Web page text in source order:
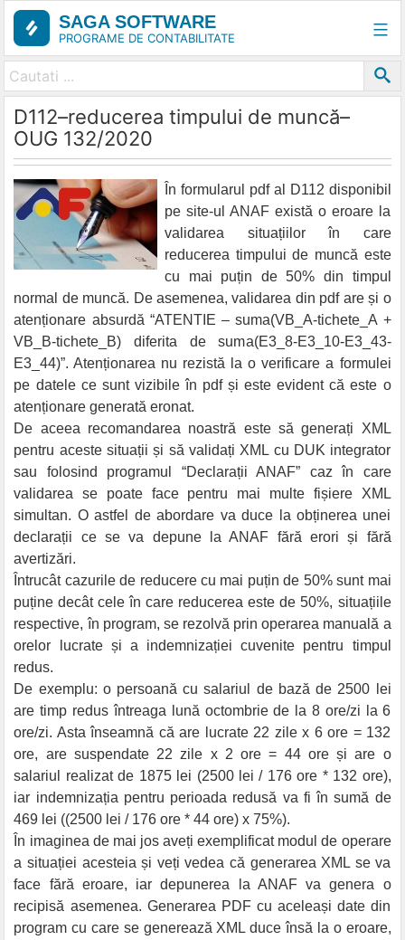
Skip
content
SAGA SOFTWARE
PROGRAME DE CONTABILITATE
D112–reducerea timpului de muncă–
OUG 132/2020
În formularul pdf al D112 disponibil
pe site-ul ANAF există o eroare la
validarea situațiilor în care
reducerea timpului de muncă este
cu mai puțin de 50% din timpul
normal de muncă. De asemenea, validarea din pdf are și o
atenționare absurdă “ATENTIE – suma(VB_A-tichete_A +
VB_B-tichete_B) diferita de suma(E3_8-E3_10-E3_43-
E3_44)”. Atenționarea nu rezistă la o verificare a formulei
pe datele ce sunt vizibile în pdf și este evident că este o
atenționare generată eronat.
De aceea recomandarea noastră este să generați XML
pentru aceste situații și să validați XML cu DUK integrator
sau folosind programul “Declarații ANAF” caz în care
validarea se poate face pentru mai multe fișiere XML
simultan. O astfel de abordare va duce la obținerea unei
declarații ce se va depune la ANAF fără erori și fără
avertizări.
Întrucât cazurile de reducere cu mai puțin de 50% sunt mai
puține decât cele în care reducerea este de 50%, situațiile
respective, în program, se rezolvă prin operarea manuală a
orelor lucrate și a indemnizației cuvenite pentru timpul
redus.
De exemplu: o persoană cu salariul de bază de 2500 lei
are timp redus întreaga lună octombrie de la 8 ore/zi la 6
ore/zi. Asta înseamnă că are lucrate 22 zile x 6 ore = 132
ore, are suspendate 22 zile x 2 ore = 44 ore și are o
salariul realizat de 1875 lei (2500 lei / 176 ore * 132 ore),
iar indemnizația pentru perioada redusă va fi în sumă de
469 lei ((2500 lei / 176 ore * 44 ore) x 75%).
În imaginea de mai jos aveți exemplificat modul de operare
a situației acesteia și veți vedea că generarea XML se va
face fără eroare, iar depunerea la ANAF va genera o
recipisă asemenea. Generarea PDF cu aceleași date din
program cu care se generează XML duce însă la o eroare,